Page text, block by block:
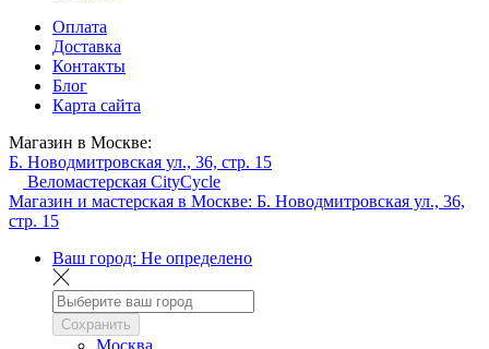
Оплата
Доставка
Контакты
Блог
Карта сайта
Магазин в Москве:
Б. Новодмитровская ул., 36, стр. 15
Веломастерская CityCycle
Магазин и мастерская в Москве: Б. Новодмитровская ул., 36,
стр. 15
Ваш город: Не определено
Сохранить
Москва